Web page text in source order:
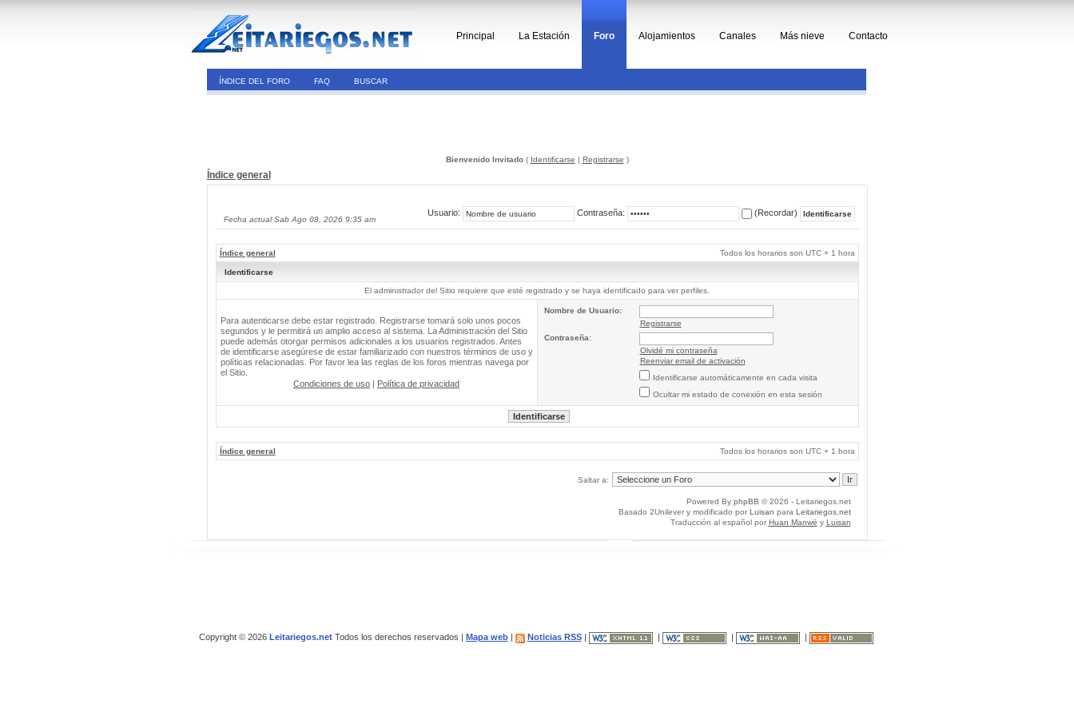
Principal La Estación Foro Alojamientos Canales Más nieve Contacto
ÍNDICE DEL FORO FAQ BUSCAR
Bienvenido Invitado( Identificarse | Registrarse )
Índice general
Fecha actual Sab Ago 08, 2026 9:35 am
Usuario: Contraseña: (Recordar)
Índice general Todos los horarios son UTC + 1 hora
Identificarse
El administrador del Sitio requiere que esté registrado y se haya identificado para ver perfiles.
Para autenticarse debe estar registrado. Registrarse tomará solo unos pocos
segundos y le permitirá un amplio acceso al sistema. La Administración del Sitio
puede además otorgar permisos adicionales a los usuarios registrados. Antes
de identificarse asegúrese de estar familiarizado con nuestros términos de uso y
políticas relacionadas. Por favor lea las reglas de los foros mientras navega por
el Sitio.
Condiciones de uso | Política de privacidad
Nombre de Usuario:
Registrarse
Contraseña:
Olvidé mi contraseña
Reenviar email de activación
Identificarse automáticamente en cada visita
Ocultar mi estado de conexión en esta sesión
Índice general Todos los horarios son UTC + 1 hora
Saltar a:
Powered By phpBB © 2026 - Leitariegos.net
Basado 2Unilever y modificado por Luisan para Leitariegos.net
Traducción al español por Huan Manwë y Luisan
Copyright © 2026 Leitariegos.netTodos los derechos reservados | Mapa web| Noticias RSS|